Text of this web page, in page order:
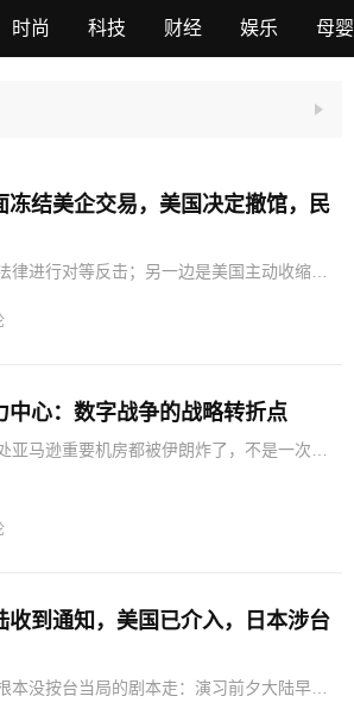
时尚 科技 财经 娱乐 母婴
冻结美企交易，美国决定撤馆，民
律进行对等反击；另一边是美国主动收缩全
然你选择深度参与抹黑和制裁中国企业的链
中心：数字战争的战略转折点
亚马逊重要机房都被伊朗炸了，不是一次，
收到通知，美国已介入，日本涉台
本没按台当局的剧本走：演习前夕大陆早已